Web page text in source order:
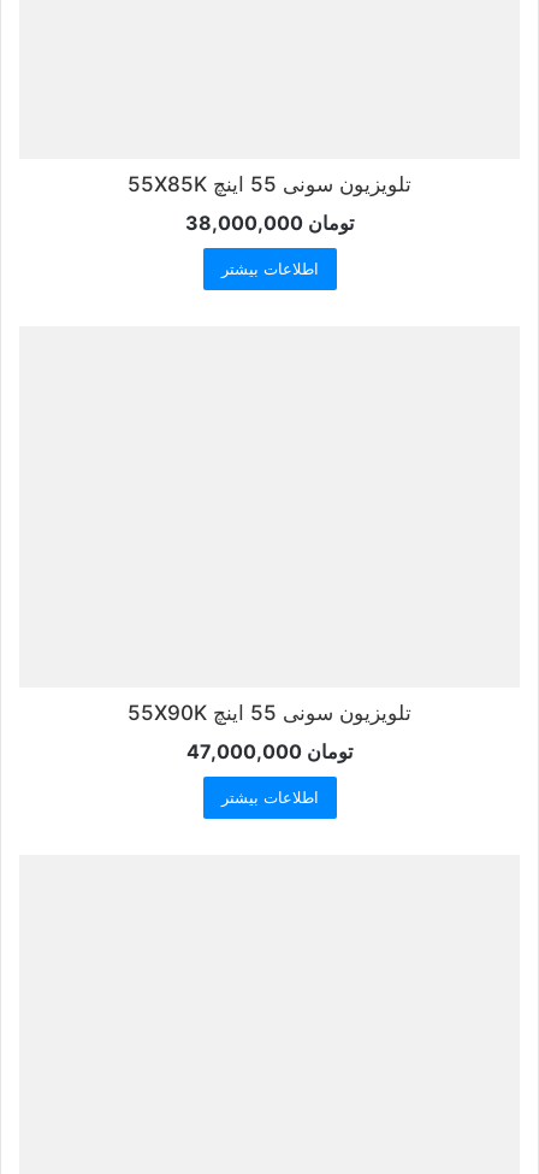
تلویزیون سونی 55 اینچ 55X85K
تومان
اطلاعات بیشتر
تلویزیون سونی 55 اینچ 55X90K
تومان
اطلاعات بیشتر